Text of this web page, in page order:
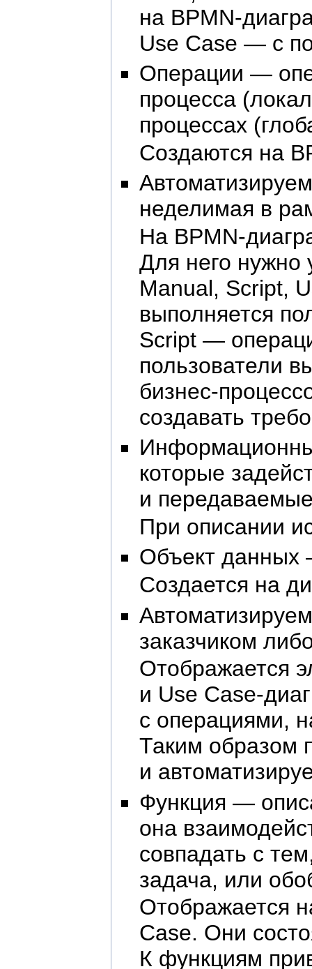
на BPMN-
Use Case — с
Операции —
процесса
процессах
Создаются на
неделимая в
На BPMN-
Для него нужно
Manual, Script,
выполняется
Script —
пользователи
бизнес-
создавать
которые
и
При описании
Объект данных
Создается на
заказчиком
Отображается
и Use Case-
с операциями,
Таким образом
и
Функция —
она
совпадать с
задача, или
Отображается
Case. Они
К функциям